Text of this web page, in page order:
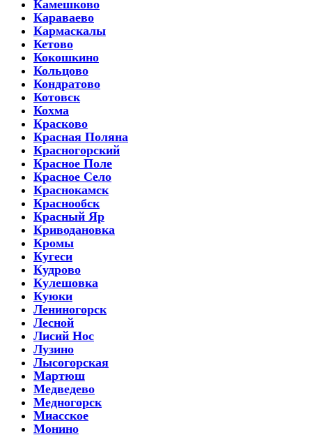
Камешково
Караваево
Кармаскалы
Кетово
Кокошкино
Кольцово
Кондратово
Котовск
Кохма
Красково
Красная Поляна
Красногорский
Красное Поле
Красное Село
Краснокамск
Краснообск
Красный Яр
Криводановка
Кромы
Кугеси
Кудрово
Кулешовка
Куюки
Лениногорск
Лесной
Лисий Нос
Лузино
Лысогорская
Мартюш
Медведево
Медногорск
Миасское
Монино